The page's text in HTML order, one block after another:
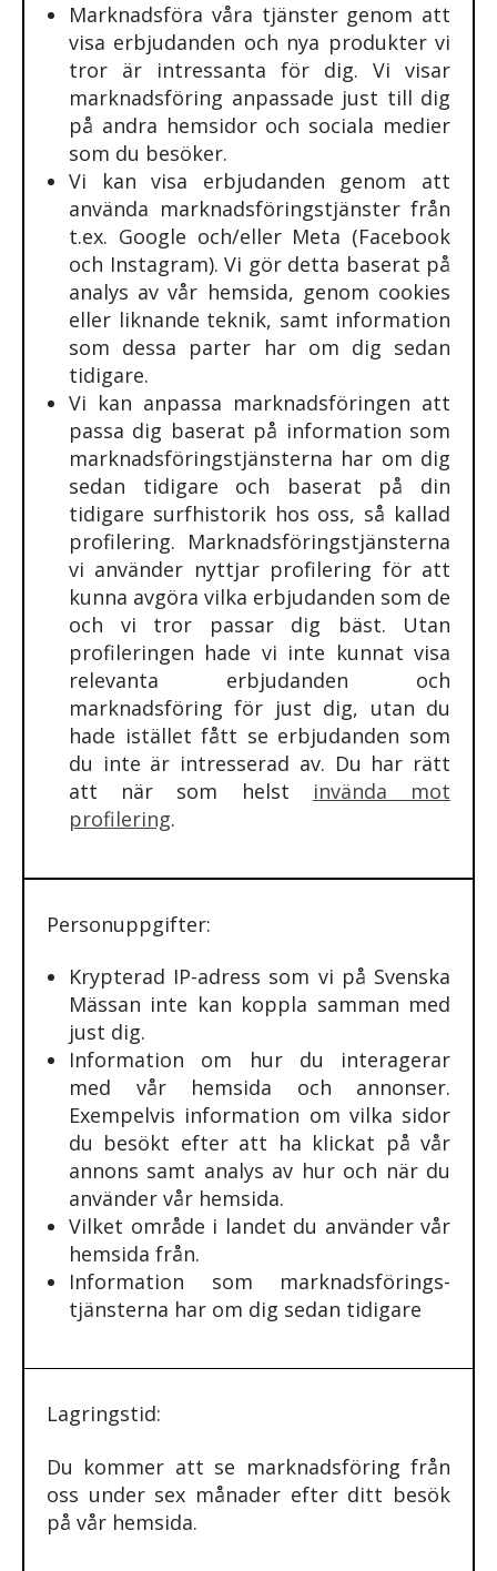
Marknadsföra våra tjänster genom att
visa erbjudanden och nya produkter vi
tror är intressanta för dig. Vi visar
marknadsföring anpassade just till dig
på andra hemsidor och sociala medier
som du besöker.
Vi kan visa erbjudanden genom att
använda marknadsföringstjänster från
t.ex. Google och/eller Meta (Facebook
och Instagram). Vi gör detta baserat på
analys av vår hemsida, genom cookies
eller liknande teknik, samt information
som dessa parter har om dig sedan
tidigare.
Vi kan anpassa marknadsföringen att
passa dig baserat på information som
marknadsföringstjänsterna har om dig
sedan tidigare och baserat på din
tidigare surfhistorik hos oss, så kallad
profilering. Marknadsföringstjänsterna
vi använder nyttjar profilering för att
kunna avgöra vilka erbjudanden som de
och vi tror passar dig bäst. Utan
profileringen hade vi inte kunnat visa
relevanta erbjudanden och
marknadsföring för just dig, utan du
hade istället fått se erbjudanden som
du inte är intresserad av. Du har rätt
att när som helst invända mot
profilering.
Personuppgifter:
Krypterad IP-adress som vi på Svenska
Mässan inte kan koppla samman med
just dig.
Information om hur du interagerar
med vår hemsida och annonser.
Exempelvis information om vilka sidor
du besökt efter att ha klickat på vår
annons samt analys av hur och när du
använder vår hemsida.
Vilket område i landet du använder vår
hemsida från.
Information som marknads­förings­
tjänsterna har om dig sedan tidigare
Lagringstid:
Du kommer att se marknads­föring från
oss under sex månader efter ditt besök
på vår hemsida.